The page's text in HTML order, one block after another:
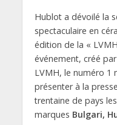
Hublot a dévoilé la
spectaculaire en
édition de la «
événement, créé
LVMH, le numéro 1
présenter à la
trentaine de pays
marques Bulgari,